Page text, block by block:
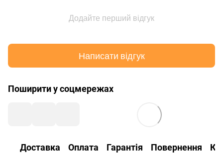
Додайте перший відгук
Написати відгук
Поширити у соцмережах
Доставка Оплата Гарантія Повернення